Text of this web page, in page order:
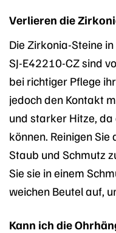
Verlieren die
Die Zirkonia-Steine
SJ-E42210-CZ sind
bei richtiger Pflege
jedoch den Kontakt
und starker Hitze,
können. Reinigen
Staub und Schmutz
Sie sie in einem
weichen Beutel auf,
Kann ich die